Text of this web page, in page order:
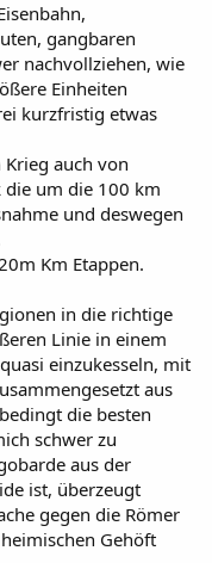
gangbaren
nachvollziehen, wie
Einheiten
kurzfristig etwas
auch von
die um die 100 km
und deswegen
Km Etappen.
in die richtige
Linie in einem
einzukesseln, mit
aus
die besten
schwer zu
aus der
ist, überzeugt
gegen die Römer
Gehöft